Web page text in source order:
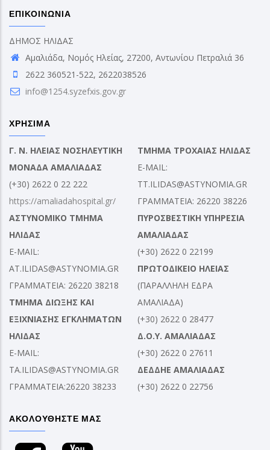
ΕΠΙΚΟΙΝΩΝΙΑ
ΔΗΜΟΣ ΗΛΙΔΑΣ
Αμαλιάδα, Νομός Ηλείας, 27200, Αντωνίου Πετραλιά 36
2622 360521-522, 2622038526
info@1254.syzefxis.gov.gr
ΧΡΗΣΙΜΑ
Γ. Ν. ΗΛΕΙΑΣ ΝΟΣΗΛΕΥΤΙΚΗ
ΜΟΝΑΔΑ ΑΜΑΛΙΑΔΑΣ
(+30) 2622 0 22 222
https://amaliadahospital.gr/
ΑΣΤΥΝΟΜΙΚΟ ΤΜΗΜΑ
ΗΛΙΔΑΣ
E-MAIL:
AT.ILIDAS@ASTYNOMIA.GR
ΓΡΑΜΜΑΤΕΙΑ: 26220 38218
ΤΜΗΜΑ ΔΙΩΞΗΣ ΚΑΙ
ΕΞΙΧΝΙΑΣΗΣ ΕΓΚΛΗΜΑΤΩΝ
ΗΛΙΔΑΣ
E-MAIL:
TA.ILIDAS@ASTYNOMIA.GR
ΓΡΑΜΜΑΤΕΙΑ:26220 38233
ΤΜΗΜΑ ΤΡΟΧΑΙΑΣ ΗΛΙΔΑΣ
E-MAIL:
TT.ILIDAS@ASTYNOMIA.GR
ΓΡΑΜΜΑΤΕΙΑ: 26220 38226
ΠΥΡΟΣΒΕΣΤΙΚΗ ΥΠΗΡΕΣΙΑ
ΑΜΑΛΙΑΔΑΣ
(+30) 2622 0 22199
ΠΡΩΤΟΔΙΚΕΙΟ ΗΛΕΙΑΣ
(ΠΑΡΑΛΛΗΛΗ ΕΔΡΑ
ΑΜΑΛΙΑΔΑ)
(+30) 2622 0 28477
Δ.Ο.Υ. ΑΜΑΛΙΑΔΑΣ
(+30) 2622 0 27611
ΔΕΔΔΗΕ ΑΜΑΛΙΑΔΑΣ
(+30) 2622 0 22756
ΑΚΟΛΟΥΘΗΣΤΕ ΜΑΣ